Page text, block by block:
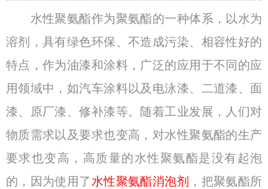
水性聚氨酯作为聚氨酯的一种体系，以水为
溶剂，具有绿色环保、不造成污染、相容性好的
特点，作为油漆和涂料，广泛的应用于不同的应
用领域中，如汽车涂料以及电泳漆、二道漆、面
漆、原厂漆、修补漆等。随着工业发展，人们对
物质需求以及要求也变高，对水性聚氨酯的生产
要求也变高，高质量的水性聚氨酯是没有起泡
的，因为使用了水性聚氨酯消泡剂
，把聚氨酯所